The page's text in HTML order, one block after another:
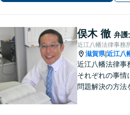
俣木 徹 弁護
近江八幡法律事務
滋賀県|近江八
近江八幡法律事
それぞれの事情
問題解決の方法